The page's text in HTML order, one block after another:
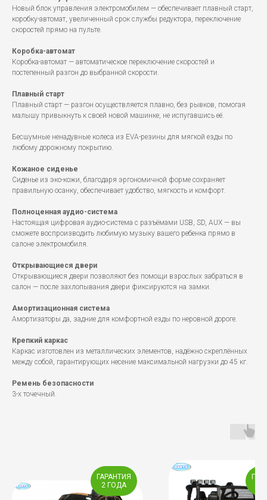
Новый блок управления электромобилем — обеспечивает плавный старт,
коробку-автомат, увеличенный срок службы редуктора, переключение
скоростей прямо на пульте.
Коробка-автомат
Коробка-автомат — автоматическое переключение скоростей и
постепенный разгон до выбранной скорости.
Плавный старт
Плавный старт — разгон осуществляется плавно, без рывков, помогая
малышу привыкнуть к своей новой машинке, не испугавшись её.
Бесшумные ненадувные колеса из EVA-резины для мягкой езды по
любому дорожному покрытию.
Кожаное сиденье
Сиденье из эко-кожи, благодаря эргономичной форме сохраняет
правильную осанку, обеспечивает удобство, мягкость и комфорт.
Полноценная аудио-система
Настоящая цифровая аудио-система с разъёмами USB, SD, AUX — вы
сможете воспроизводить любимую музыку вашего ребенка прямо в
салоне электромобиля.
Открывающиеся двери
Открывающиеся двери позволяют без помощи взрослых забраться в
салон — после захлопывания двери фиксируются на замки.
Амортизационная система
Амортизаторы да, задние для комфортной езды по неровной дороге.
Крепкий каркас
Каркас изготовлен из металлических элементов, надёжно скреплённых
между собой, гарантирующих несение максимальной нагрузки до 45 кг.
Ремень безопасности
3-х точечный.
ГАРАНТИЯ
2 ГОДА